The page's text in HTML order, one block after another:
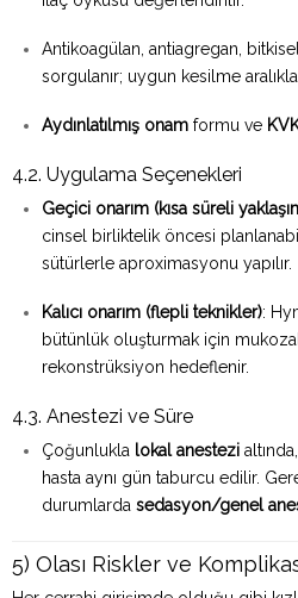
Antikoagülan, antiagregan,
sorgulanır; uygun kesilme
Aydınlatılmış onam formu ve
4.2. Uygulama Seçenekleri
Geçici onarım (kısa süreli
cinsel birliktelik öncesi
sütürlerle aproximasyonu yapılır.
Kalıcı onarım (flepli teknikler):
bütünlük oluşturmak için
rekonstrüksiyon hedeflenir.
4.3. Anestezi ve Süre
Çoğunlukla lokal anestezi
hasta aynı gün taburcu edilir.
durumlarda sedasyon/genel
5) Olası Riskler ve